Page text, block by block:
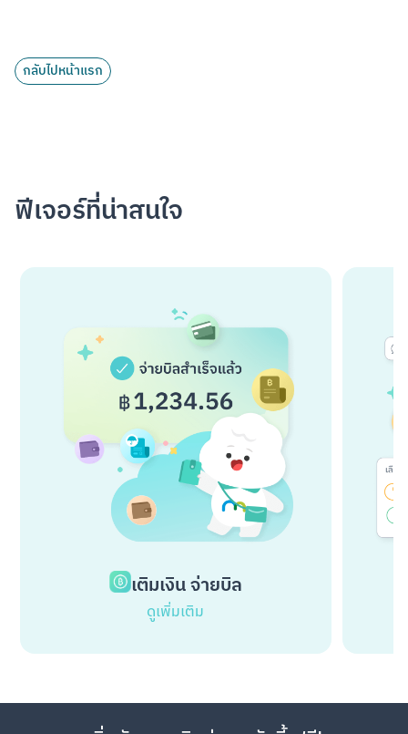
กลับไปหน้าแรก
ฟีเจอร์ที่น่าสนใจ
เติมเงิน จ่ายบิล
ดูเพิ่มเติม